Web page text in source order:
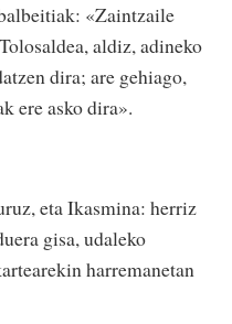
«Zaintzaile
aldiz, adineko
dira; are gehiago,
ere asko dira».
eta Ikasmina: herriz
gisa, udaleko
harremanetan